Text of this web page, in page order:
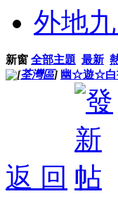
外地
新窗 全部主題 最新
[荃灣區] 幽☆遊☆白
返 回